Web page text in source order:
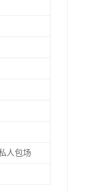
人包场